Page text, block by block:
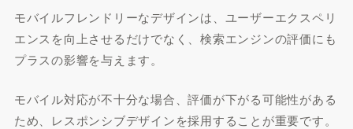
モバイルフレンドリーなデザインは、ユーザーエクスペリ
エンスを向上させるだけでなく、検索エンジンの評価にも
プラスの影響を与えます。
モバイル対応が不十分な場合、評価が下がる可能性がある
ため、レスポンシブデザインを採用することが重要です。